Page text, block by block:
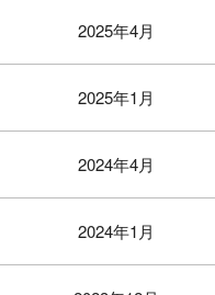
2025年4月
2025年1月
2024年4月
2024年1月